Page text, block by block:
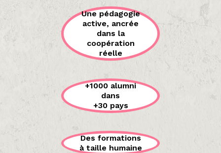
Une pédagogie
active, ancrée
dans la
coopération
réelle
+1000 alumni
dans
+30 pays
Des formations
à taille humaine